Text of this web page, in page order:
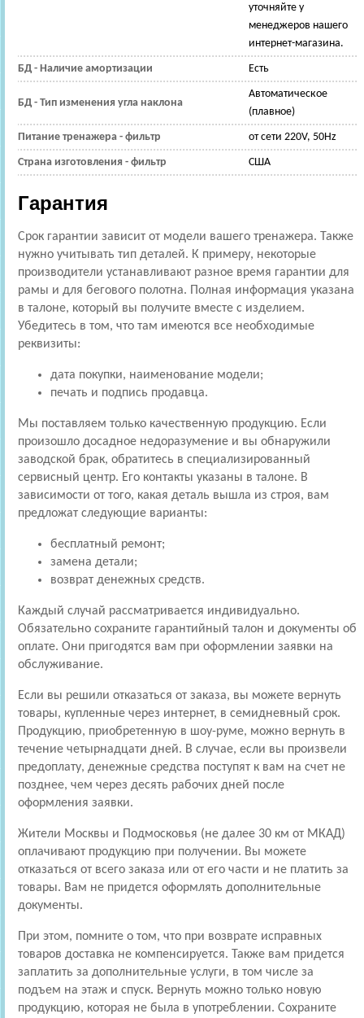
уточняйте у
менеджеров нашего
интернет-магазина.
БД - Наличие амортизации Есть
БД - Тип изменения угла наклона
Автоматическое
(плавное)
Питание тренажера - фильтр от сети 220V, 50Hz
Страна изготовления - фильтр США
Гарантия
Срок гарантии зависит от модели вашего тренажера. Также
нужно учитывать тип деталей. К примеру, некоторые
производители устанавливают разное время гарантии для
рамы и для бегового полотна. Полная информация указана
в талоне, который вы получите вместе с изделием.
Убедитесь в том, что там имеются все необходимые
реквизиты:
дата покупки, наименование модели;
печать и подпись продавца.
Мы поставляем только качественную продукцию. Если
произошло досадное недоразумение и вы обнаружили
заводской брак, обратитесь в специализированный
сервисный центр. Его контакты указаны в талоне. В
зависимости от того, какая деталь вышла из строя, вам
предложат следующие варианты:
бесплатный ремонт;
замена детали;
возврат денежных средств.
Каждый случай рассматривается индивидуально.
Обязательно сохраните гарантийный талон и документы об
оплате. Они пригодятся вам при оформлении заявки на
обслуживание.
Если вы решили отказаться от заказа, вы можете вернуть
товары, купленные через интернет, в семидневный срок.
Продукцию, приобретенную в шоу-руме, можно вернуть в
течение четырнадцати дней. В случае, если вы произвели
предоплату, денежные средства поступят к вам на счет не
позднее, чем через десять рабочих дней после
оформления заявки.
Жители Москвы и Подмосковья (не далее 30 км от МКАД)
оплачивают продукцию при получении. Вы можете
отказаться от всего заказа или от его части и не платить за
товары. Вам не придется оформлять дополнительные
документы.
При этом, помните о том, что при возврате исправных
товаров доставка не компенсируется. Также вам придется
заплатить за дополнительные услуги, в том числе за
подъем на этаж и спуск. Вернуть можно только новую
продукцию, которая не была в употреблении. Сохраните